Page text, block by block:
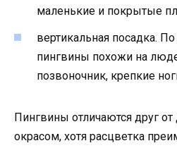
маленькие и покрытые
вертикальная посадка.
пингвины похожи на
позвоночник, крепкие
Пингвины отличаются друг
окрасом, хотя расцветка